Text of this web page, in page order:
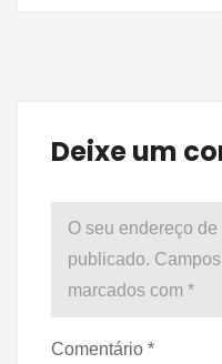
Deixe um
O seu endereço
publicado.
marcados com *
Comentário *